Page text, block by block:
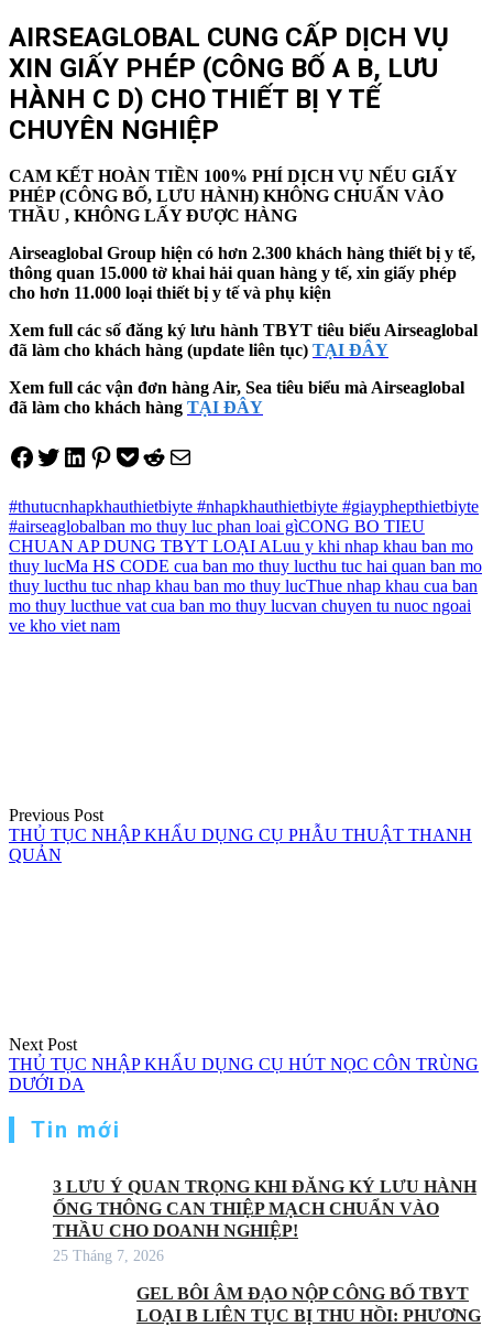
AIRSEAGLOBAL CUNG CẤP DỊCH VỤ
XIN GIẤY PHÉP (CÔNG BỐ A B, LƯU
HÀNH C D) CHO THIẾT BỊ Y TẾ
CHUYÊN NGHIỆP
CAM KẾT HOÀN TIỀN 100% PHÍ DỊCH VỤ NẾU GIẤY
PHÉP (CÔNG BỐ, LƯU HÀNH) KHÔNG CHUẨN VÀO
THẦU , KHÔNG LẤY ĐƯỢC HÀNG
Airseaglobal Group hiện có hơn 2.300 khách hàng thiết bị y tế,
thông quan 15.000 tờ khai hải quan hàng y tế, xin giấy phép
cho hơn 11.000 loại thiết bị y tế và phụ kiện
Xem full các số đăng ký lưu hành TBYT tiêu biểu Airseaglobal
đã làm cho khách hàng (update liên tục) TẠI ĐÂY
Xem full các vận đơn hàng Air, Sea tiêu biểu mà Airseaglobal
đã làm cho khách hàng TẠI ĐÂY
Share on Facebook
Tweet on Twitter
Share on LinkedIn
Pin on Pinterest
Save to pocket
Share on Reddit
Share via Email
#thutucnhapkhauthietbiyte #nhapkhauthietbiyte #giayphepthietbiyte
#airseaglobalban mo thuy luc phan loai gìCONG BO TIEU
CHUAN AP DUNG TBYT LOẠI ALuu y khi nhap khau ban mo
thuy lucMa HS CODE cua ban mo thuy lucthu tuc hai quan ban mo
thuy lucthu tuc nhap khau ban mo thuy lucThue nhap khau cua ban
mo thuy lucthue vat cua ban mo thuy lucvan chuyen tu nuoc ngoai
ve kho viet nam
Previous Post
THỦ TỤC NHẬP KHẨU DỤNG CỤ PHẪU THUẬT THANH
QUẢN
Next Post
THỦ TỤC NHẬP KHẨU DỤNG CỤ HÚT NỌC CÔN TRÙNG
DƯỚI DA
Tin mới
3 LƯU Ý QUAN TRỌNG KHI ĐĂNG KÝ LƯU HÀNH
ỐNG THÔNG CAN THIỆP MẠCH CHUẨN VÀO
THẦU CHO DOANH NGHIỆP!
25 Tháng 7, 2026
GEL BÔI ÂM ĐẠO NỘP CÔNG BỐ TBYT
LOẠI B LIÊN TỤC BỊ THU HỒI: PHƯƠNG